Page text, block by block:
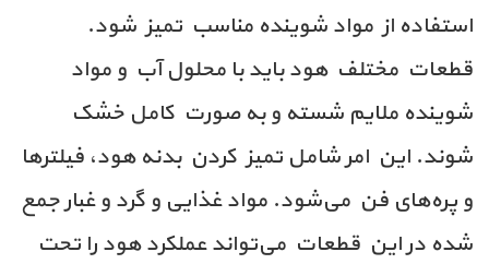
استفاده از مواد شوینده مناسب تمیز شود.
قطعات مختلف هود باید با محلول آب و مواد
شوینده ملایم شسته و به صورت کامل خشک
شوند. این امر شامل تمیز کردن بدنه هود، فیلترها
و پره‌های فن می‌شود. مواد غذایی و گرد و غبار جمع
شده در این قطعات می‌تواند عملکرد هود را تحت